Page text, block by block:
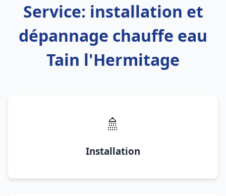
Service: installation et
dépannage chauffe eau
Tain l'Hermitage
🚿
Installation